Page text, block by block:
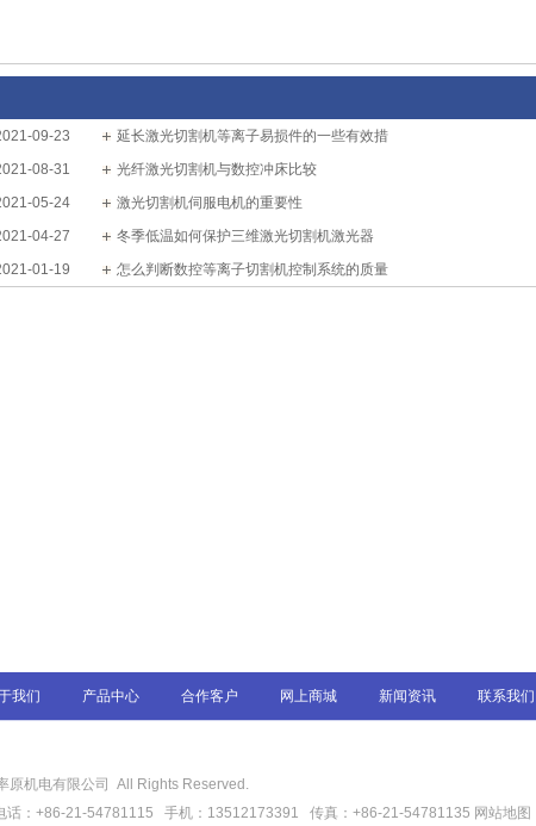
09-23
延长激光切割机等离子易损件的一些有效措
08-31
光纤激光切割机与数控冲床比较
05-24
激光切割机伺服电机的重要性
04-27
冬季低温如何保护三维激光切割机激光器
01-19
怎么判断数控等离子切割机控制系统的质量
我们 产品中心 合作客户 网上商城 新闻资讯 联系我们
原机电有限公司 All Rights Reserved.
话：+86-21-54781115 手机：13512173391 传真：+86-21-54781135 网站地图